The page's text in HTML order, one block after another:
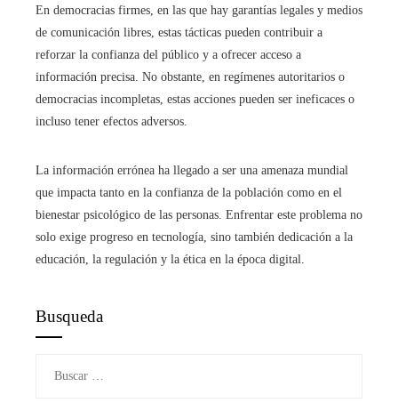
En democracias firmes, en las que hay garantías legales y medios
de comunicación libres, estas tácticas pueden contribuir a
reforzar la confianza del público y a ofrecer acceso a
información precisa. No obstante, en regímenes autoritarios o
democracias incompletas, estas acciones pueden ser ineficaces o
incluso tener efectos adversos.
La información errónea ha llegado a ser una amenaza mundial
que impacta tanto en la confianza de la población como en el
bienestar psicológico de las personas. Enfrentar este problema no
solo exige progreso en tecnología, sino también dedicación a la
educación, la regulación y la ética en la época digital.
Busqueda